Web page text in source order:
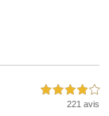
4,0 étoiles sur 5
221 avis